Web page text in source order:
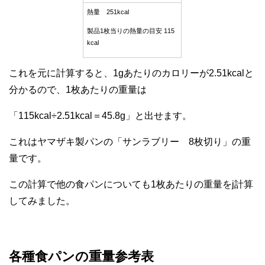
熱量 251kcal
製品1枚当りの熱量の目安 115
kcal
これを元に計算すると、1gあたりのカロリーが2.51kcalと
分かるので、1枚あたりの重量は
「115kcal÷2.51kcal＝45.8g」と出せます。
これはヤマザキ製パンの「サンラブリー 8枚切り」の重
量です。
この計算で他の食パンについても1枚あたりの重量をj計算
してみました。
各種食パンの重量参考表